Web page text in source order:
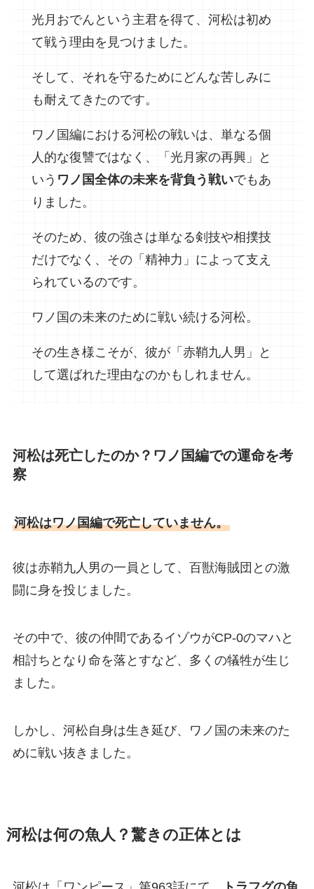
光月おでんという主君を得て、河松は初め
て戦う理由を見つけました。
そして、それを守るためにどんな苦しみに
も耐えてきたのです。
ワノ国編における河松の戦いは、単なる個
人的な復讐ではなく、「光月家の再興」と
いう ワノ国全体の未来を背負う戦いでもあ
りました。
そのため、彼の強さは単なる剣技や相撲技
だけでなく、その「精神力」によって支え
られているのです。
ワノ国の未来のために戦い続ける河松。
その生き様こそが、彼が「赤鞘九人男」と
して選ばれた理由なのかもしれません。
河松は死亡したのか？ワノ国編での運命を考
察
河松はワノ国編で死亡していません。
彼は赤鞘九人男の一員として、百獣海賊団との激
闘に身を投じました。​
その中で、彼の仲間であるイゾウがCP-0のマハと
相討ちとなり命を落とすなど、多くの犠牲が生じ
ました。 ​
しかし、河松自身は生き延び、ワノ国の未来のた
めに戦い抜きました。
河松は何の魚人？驚きの正体とは